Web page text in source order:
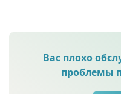
Вас плохо
проблемы